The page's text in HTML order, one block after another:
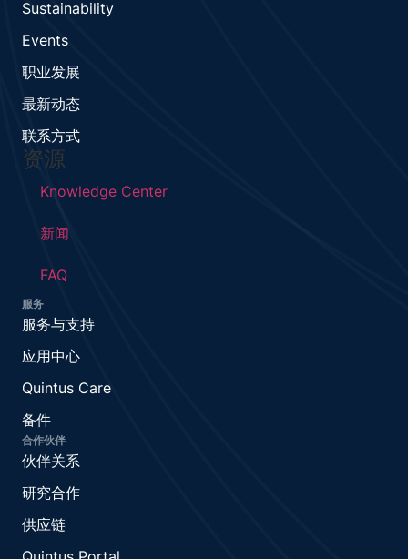
Sustainability
Events
职业发展
最新动态
联系方式
资源
Knowledge Center
新闻
FAQ
服务
服务与支持
应用中心
Quintus Care
备件
合作伙伴
伙伴关系
研究合作
供应链